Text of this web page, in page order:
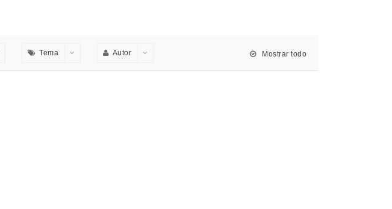
Tema Autor Mostrar todo